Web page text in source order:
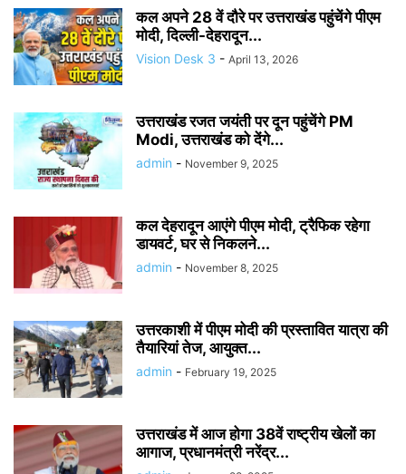
कल अपने 28 वें दौरे पर उत्तराखंड पहुंचेंगे पीएम
मोदी, दिल्ली-देहरादून...
Vision Desk 3 - April 13, 2026
उत्तराखंड रजत जयंती पर दून पहुंचेंगे PM
Modi, उत्तराखंड को देंगे...
admin - November 9, 2025
कल देहरादून आएंगे पीएम मोदी, ट्रैफिक रहेगा
डायवर्ट, घर से निकलने...
admin - November 8, 2025
उत्तरकाशी में पीएम मोदी की प्रस्तावित यात्रा की
तैयारियां तेज, आयुक्त...
admin - February 19, 2025
उत्तराखंड में आज होगा 38वें राष्ट्रीय खेलों का
आगाज, प्रधानमंत्री नरेंद्र...